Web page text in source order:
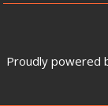
Proudly powered